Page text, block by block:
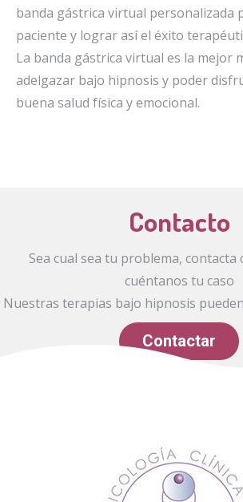
banda gástrica virtual personalizada
paciente y lograr así el éxito
La banda gástrica virtual es la mejor
adelgazar bajo hipnosis y poder
buena salud física y emocional.
Contacto
Sea cual sea tu problema,
cuéntanos tu caso
Nuestras terapias bajo hipnosis
Contactar